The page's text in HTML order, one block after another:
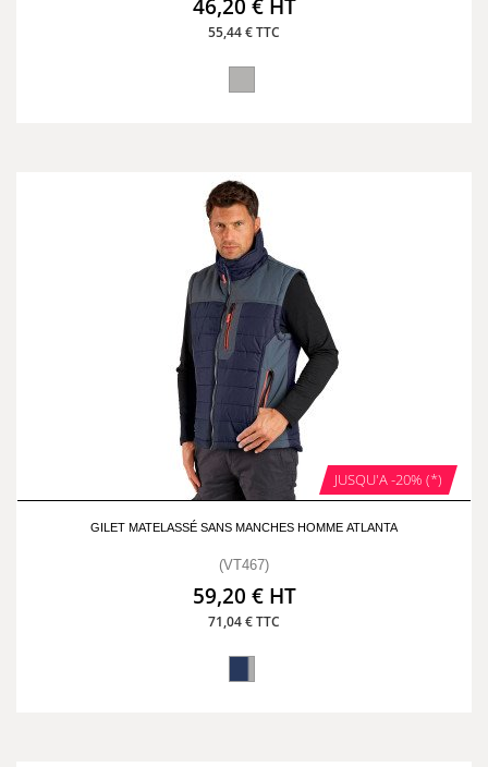
46,20 € HT
55,44 € TTC
JUSQU'A -20% (*)
GILET MATELASSÉ SANS MANCHES HOMME ATLANTA
(VT467)
59,20 € HT
71,04 € TTC